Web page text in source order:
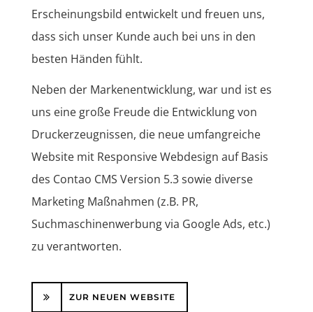
Erscheinungsbild entwickelt und freuen uns,
dass sich unser Kunde auch bei uns in den
besten Händen fühlt.
Neben der Markenentwicklung, war und ist es
uns eine große Freude die Entwicklung von
Druckerzeugnissen, die neue umfangreiche
Website mit Responsive Webdesign auf Basis
des Contao CMS Version 5.3 sowie diverse
Marketing Maßnahmen (z.B. PR,
Suchmaschinenwerbung via Google Ads, etc.)
zu verantworten.
ZUR NEUEN WEBSITE